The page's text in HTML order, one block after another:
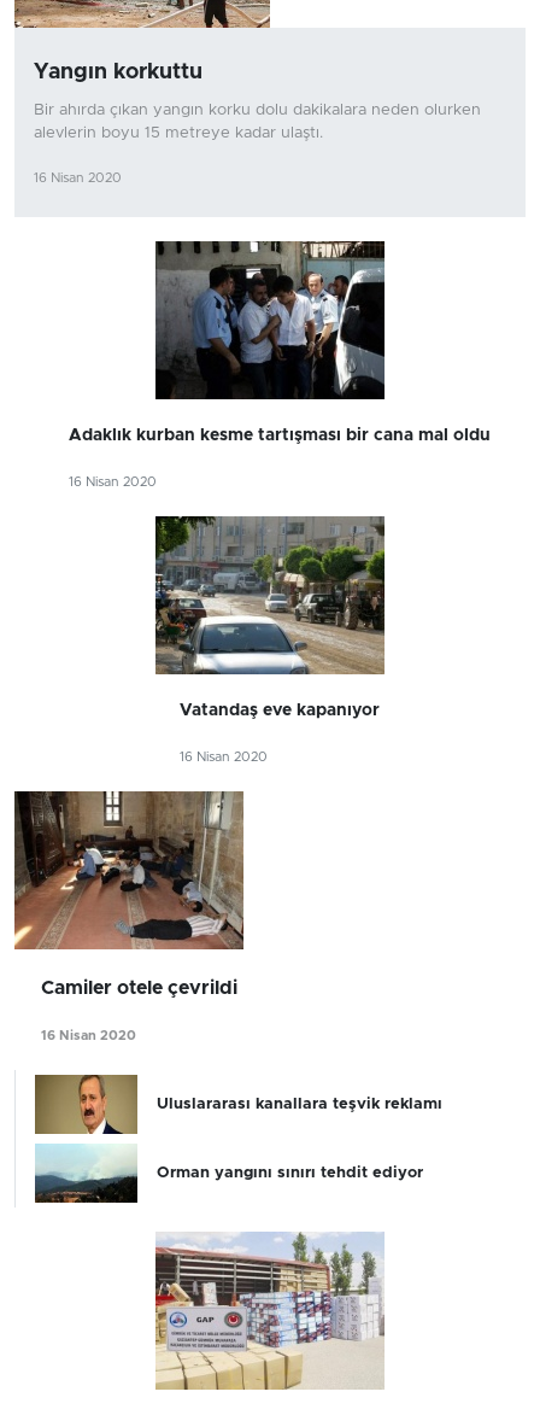
Yangın korkuttu
Bir ahırda çıkan yangın korku dolu dakikalara neden olurken
alevlerin boyu 15 metreye kadar ulaştı.
16 Nisan 2020
Adaklık kurban kesme tartışması bir cana mal oldu
16 Nisan 2020
Vatandaş eve kapanıyor
16 Nisan 2020
Camiler otele çevrildi
16 Nisan 2020
Uluslararası kanallara teşvik reklamı
Orman yangını sınırı tehdit ediyor